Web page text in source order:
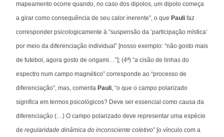
mapeamento ocorre quando, no caso dos dipolos, um dipolo começa
a girar como consequência de seu calor inerente”, o que Pauli faz
corresponder psicologicamente à “suspensão da ‘participação mística’
por meio da diferenciação individual” [nosso exemplo: “não gosto mais
de futebol, agora gosto de origami…”]; (4ª) “a cisão de linhas do
espectro num campo magnético” corresponde ao “processo de
diferenciação”, mas, comenta Pauli, “o que o campo polarizado
significa em termos psicológicos? Deve ser essencial como causa da
diferenciação (…) O campo polarizado deve representar uma espécie
de regularidade dinâmica do inconsciente coletivo” [o vínculo com a